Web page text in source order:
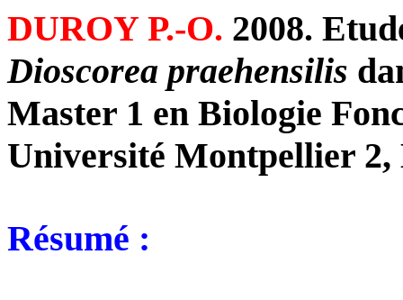
DUROY P.-O. 2008.
Dioscorea praehensilis
Master 1 en Biologie
Université Montpellier 2,
Résumé :